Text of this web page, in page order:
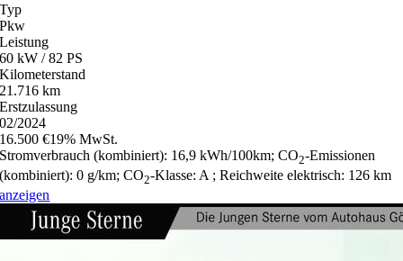
Typ
Pkw
Leistung
60 kW / 82 PS
Kilometerstand
21.716 km
Erstzulassung
02/2024
16.500 €19% MwSt.
Stromverbrauch (kombiniert): 16,9 kWh/100km;CO2-Emissionen
(kombiniert):0 g/km;CO2-Klasse: A ;Reichweite elektrisch: 126 km
anzeigen